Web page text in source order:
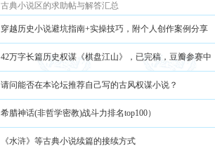
古典小说区的求助帖与解答汇总
穿越历史小说避坑指南+实操技巧，附个人创作案例分享
42万字长篇历史权谋《棋盘江山》，已完稿，豆瓣参赛中
请问能否在本论坛推荐自己写的古风权谋小说？
希腊神话(非哲学密教)战斗力排名top100）
《水浒》等古典小说续篇的接续方式